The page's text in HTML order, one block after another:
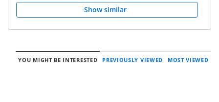
Show similar
YOU MIGHT BE INTERESTED PREVIOUSLY VIEWED MOST VIEWED